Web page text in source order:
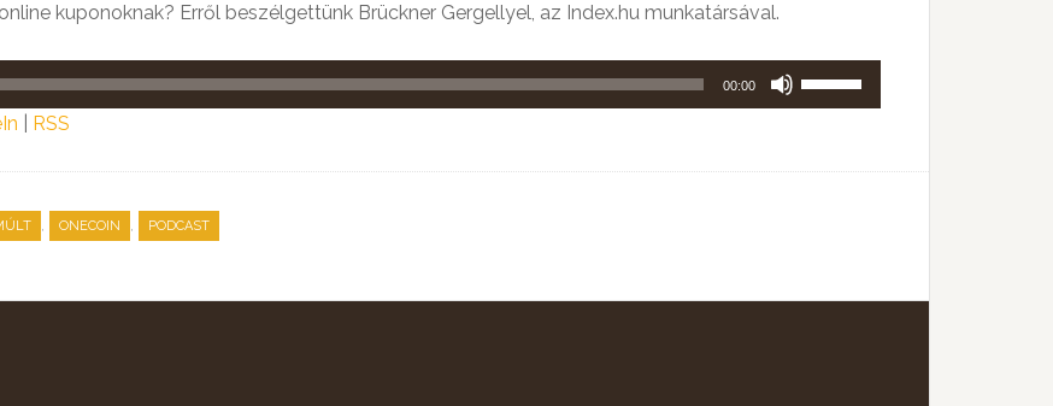
kuponoknak? Erről beszélgettünk Brückner Gergellyel, az Index.hu munkatársával.
00:00
hangerő
illetőleg
RSS
, ONECOIN , PODCAST